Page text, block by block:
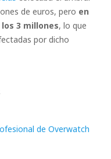
de euros, pero en
3 millones, lo que
por dicho
de Overwatch